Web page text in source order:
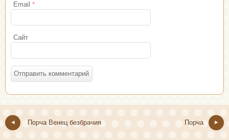
Email *
Сайт
Порча Венец безбрачия Порча